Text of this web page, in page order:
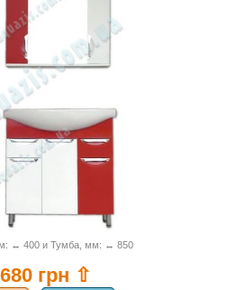
↔ 400 и Тумба, мм: ↔ 850
грн ⇧